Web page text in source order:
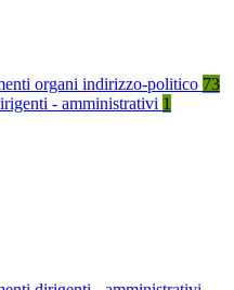
organi indirizzo-politico 73
- amministrativi 1